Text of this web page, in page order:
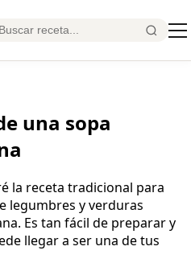
una sopa
la receta tradicional para
legumbres y verduras
Es tan fácil de preparar y
llegar a ser una de tus